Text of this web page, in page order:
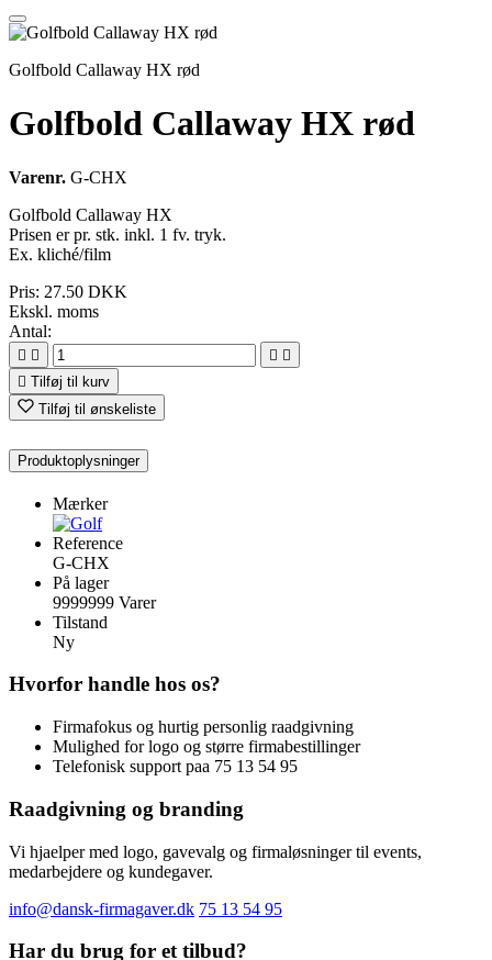
Golfbold Callaway HX rød
Golfbold Callaway HX rød
Varenr. G-CHX
Golfbold Callaway HX
Prisen er pr. stk. inkl. 1 fv. tryk.
Ex. kliché/film
Pris: 27.50 DKK
Ekskl. moms
Antal:
   
 Tilføj til kurv
Tilføj til ønskeliste
Produktoplysninger
Mærker
Reference
G-CHX
På lager
9999999 Varer
Tilstand
Ny
Hvorfor handle hos os?
Firmafokus og hurtig personlig raadgivning
Mulighed for logo og større firmabestillinger
Telefonisk support paa 75 13 54 95
Raadgivning og branding
Vi hjaelper med logo, gavevalg og firmaløsninger til events,
medarbejdere og kundegaver.
info@dansk-firmagaver.dk 75 13 54 95
Har du brug for et tilbud?